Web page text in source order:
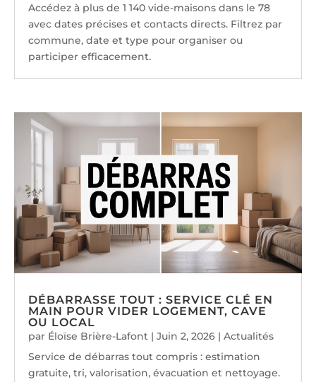
Accédez à plus de 1 140 vide-maisons dans le 78
avec dates précises et contacts directs. Filtrez par
commune, date et type pour organiser ou
participer efficacement.
DÉBARRASSE TOUT : SERVICE CLÉ EN
MAIN POUR VIDER LOGEMENT, CAVE
OU LOCAL
par Éloïse Brière-Lafont |Juin 2, 2026 |Actualités
Service de débarras tout compris : estimation
gratuite, tri, valorisation, évacuation et nettoyage.